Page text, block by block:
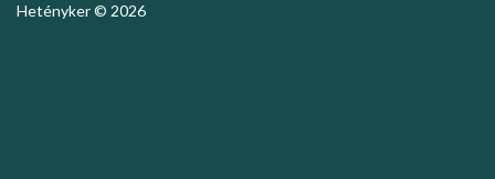
Hetényker © 2026